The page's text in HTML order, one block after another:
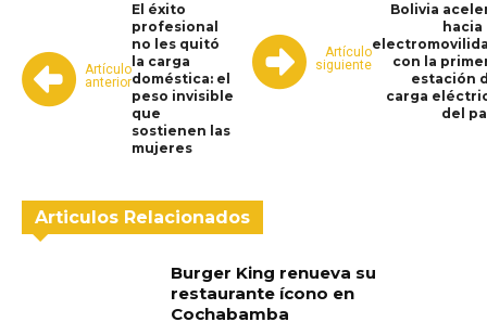
Artículo
anterior
El éxito
profesional
no les quitó
la carga
doméstica: el
peso invisible
que
sostienen las
mujeres
Artículo
siguiente
Bolivia
hacia
con la
estación
carga
del
Articulos Relacionados
Burger King renueva su
restaurante ícono en
Cochabamba